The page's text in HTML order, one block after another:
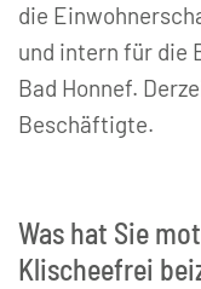
die
und intern für die
Bad Honnef.
Beschäftigte.
Was hat Sie
Klischeefrei